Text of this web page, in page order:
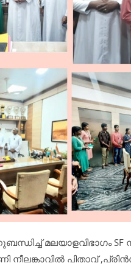
മലയാളവിഭാഗം
നീലങ്കാവിൽ പിതാവ്